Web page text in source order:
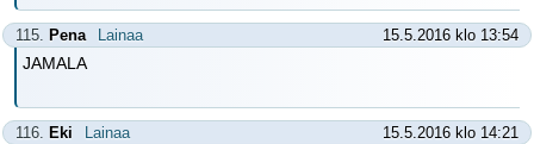
115. Pena Lainaa 15.5.2016 klo 13:54
JAMALA
116. Eki Lainaa 15.5.2016 klo 14:21